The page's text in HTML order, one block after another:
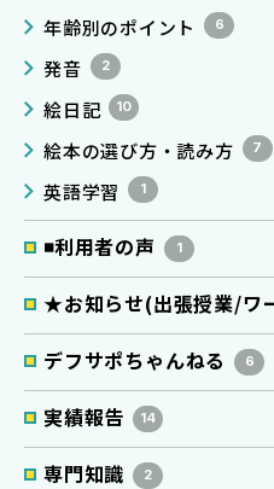
年齢別のポイント 6
発音 2
絵日記 10
絵本の選び方・読み方 7
英語学習 1
◾️利用者の声 1
★お知らせ(出張授業/ワ
デフサポちゃんねる 6
実績報告 14
専門知識 2